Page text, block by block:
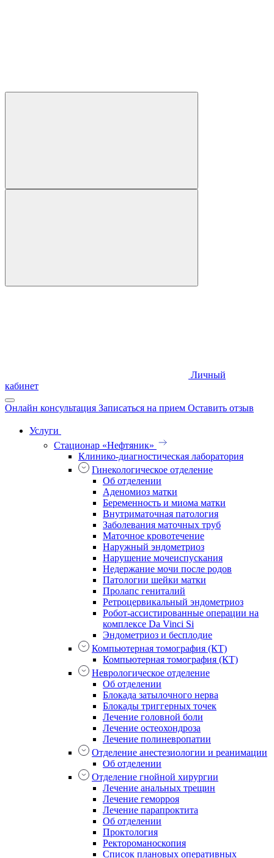
Личный
кабинет
Онлайн консультация Записаться на прием Оставить отзыв
Услуги
Стационар «Нефтяник»
Клинико-диагностическая лаборатория
Гинекологическое отделение
Об отделении
Аденомиоз матки
Беременность и миома матки
Внутриматочная патология
Заболевания маточных труб
Маточное кровотечение
Наружный эндометриоз
Нарушение мочеиспускания
Недержание мочи после родов
Патологии шейки матки
Пролапс гениталий
Ретроцервикальный эндометриоз
Робот-ассистированные операции на
комплексе Da Vinci Si
Эндометриоз и бесплодие
Компьютерная томография (КТ)
Компьютерная томография (КТ)
Неврологическое отделение
Об отделении
Блокада затылочного нерва
Блокады триггерных точек
Лечение головной боли
Лечение остеохондроза
Лечение полиневропатии
Отделение анестезиологии и реанимации
Об отделении
Отделение гнойной хирургии
Лечение анальных трещин
Лечение геморроя
Лечение парапроктита
Об отделении
Проктология
Ректороманоскопия
Список плановых оперативных